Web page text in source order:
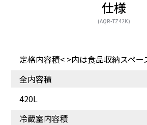
仕様
(AQR-TZ42K)
定格内容積< >内は食品収納スペー
全内容積
420L
冷蔵室内容積